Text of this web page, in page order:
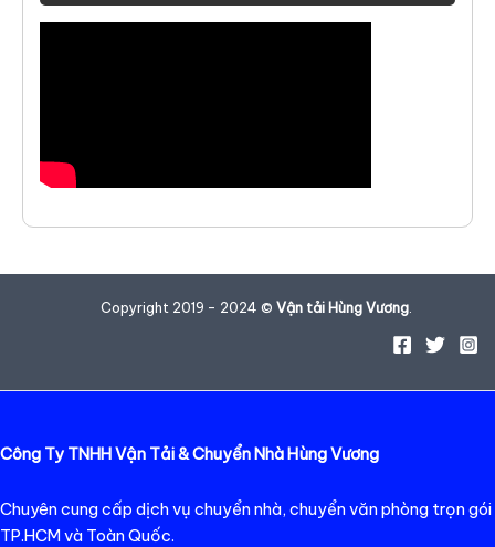
Copyright 2019 - 2024 © Vận tải Hùng Vương.
Công Ty TNHH Vận Tải & Chuyển Nhà Hùng Vương
Chuyên cung cấp dịch vụ chuyển nhà, chuyển văn phòng trọn gói
TP.HCM và Toàn Quốc.